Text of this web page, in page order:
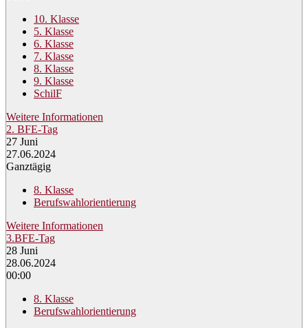
10. Klasse
5. Klasse
6. Klasse
7. Klasse
8. Klasse
9. Klasse
SchilF
Weitere Informationen
2. BFE-Tag
27 Juni
27.06.2024
Ganztägig
8. Klasse
Berufswahlorientierung
Weitere Informationen
3.BFE-Tag
28 Juni
28.06.2024
00:00
8. Klasse
Berufswahlorientierung